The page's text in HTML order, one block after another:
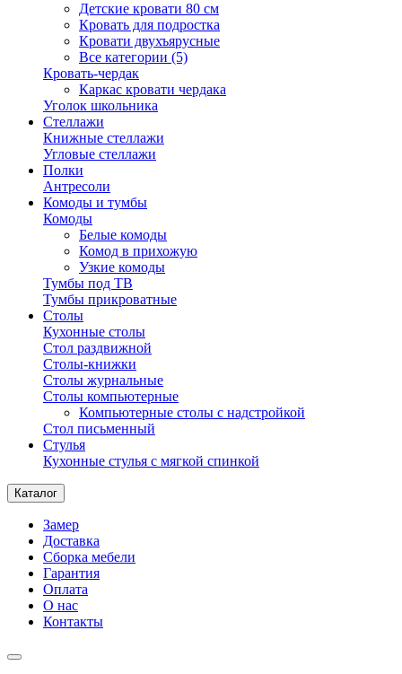
Детские кровати 80 см
Кровать для подростка
Кровати двухъярусные
Все категории (5)
Кровать-чердак
Каркас кровати чердака
Уголок школьника
Стеллажи
Книжные стеллажи
Угловые стеллажи
Полки
Антресоли
Комоды и тумбы
Комоды
Белые комоды
Комод в прихожую
Узкие комоды
Тумбы под ТВ
Тумбы прикроватные
Столы
Кухонные столы
Стол раздвижной
Столы-книжки
Столы журнальные
Столы компьютерные
Компьютерные столы с надстройкой
Стол письменный
Стулья
Кухонные стулья с мягкой спинкой
Каталог
Замер
Доставка
Сборка мебели
Гарантия
Оплата
О нас
Контакты